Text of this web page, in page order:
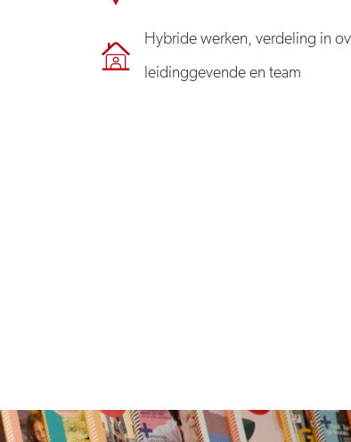
Hybride werken, verdeling in
leidinggevende en team